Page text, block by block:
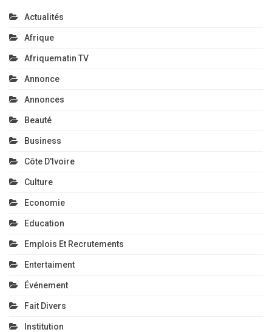
Actualités
Afrique
Afriquematin TV
Annonce
Annonces
Beauté
Business
Côte D'Ivoire
Culture
Economie
Education
Emplois Et Recrutements
Entertaiment
Événement
Fait Divers
Institution